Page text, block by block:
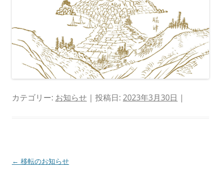
カテゴリー: お知らせ | 投稿日: 2023年3月30日 |
投
← 移転のお知らせ